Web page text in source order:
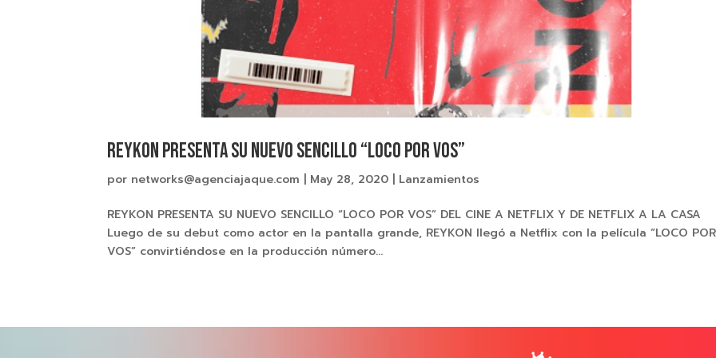
REYKON PRESENTA SU NUEVO SENCILLO “LOCO POR VOS”
por networks@agenciajaque.com | May 28, 2020 | Lanzamientos
REYKON PRESENTA SU NUEVO SENCILLO “LOCO POR VOS” DEL CINE A NETFLIX Y DE NETFLIX A LA CASA
Luego de su debut como actor en la pantalla grande, REYKON llegó a Netflix con la película “LOCO POR
VOS” convirtiéndose en la producción número...